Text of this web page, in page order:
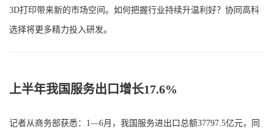
3D打印带来新的市场空间。如何把握行业持续升温利好？协同高科
选择将更多精力投入研发。
上半年我国服务出口增长17.6%
记者从商务部获悉：1—6月，我国服务进出口总额37797.5亿元，同